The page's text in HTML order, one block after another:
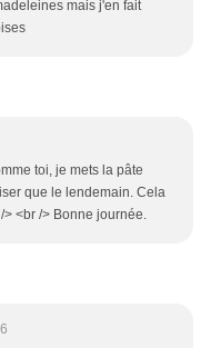
mais j'en fait
toi, je mets la pâte
que le lendemain. Cela
<br /> Bonne journée.